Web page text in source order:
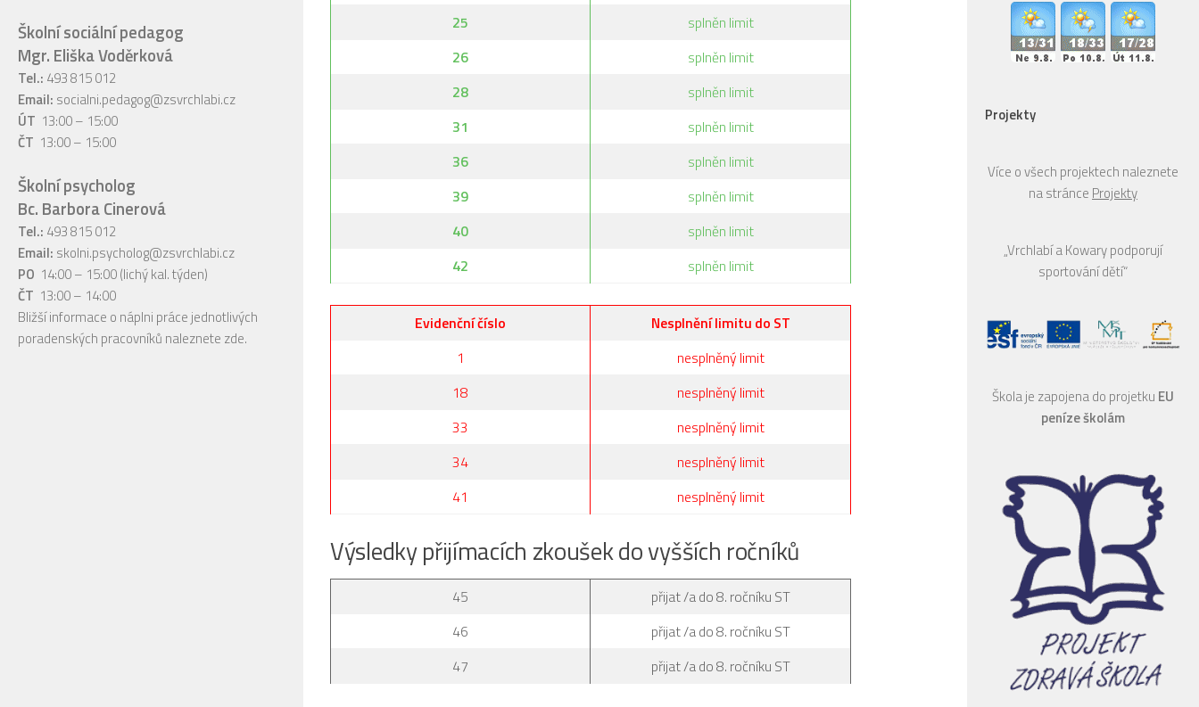
25
splněn limit
26
splněn limit
28
splněn limit
31
splněn limit
36
splněn limit
39
splněn limit
40
splněn limit
42
splněn limit
Evidenční číslo
Nesplnění limitu do ST
1
nesplněný limit
18
nesplněný limit
33
nesplněný limit
34
nesplněný limit
41
nesplněný limit
Výsledky přijímacích zkoušek do vyšších ročníků
45
přijat /a do 8. ročníku ST
46
přijat /a do 8. ročníku ST
47
přijat /a do 8. ročníku ST
Školní sociální pedagog
Mgr. Eliška Voděrková
Tel.: 493 815 012
Email: socialni.pedagog@zsvrchlabi.cz
ÚT 13:00 – 15:00
ČT 13:00 – 15:00
Školní psycholog
Bc. Barbora Cinerová
Tel.: 493 815 012
Email: skolni.psycholog@zsvrchlabi.cz
PO 14:00 – 15:00 (lichý kal. týden)
ČT 13:00 – 14:00
Bližší informace o náplni práce jednotlivých
poradenských pracovníků naleznete zde.
Projekty
Více o všech projektech naleznete
na stránce Projekty
„Vrchlabí a Kowary podporují
sportování dětí“
Škola je zapojena do projetku EU
peníze školám